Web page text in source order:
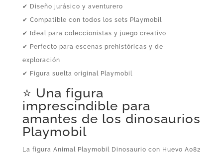
✔ Diseño jurásico y aventurero
✔ Compatible con todos los sets Playmobil
✔ Ideal para coleccionistas y juego creativo
✔ Perfecto para escenas prehistóricas y de
exploración
✔ Figura suelta original Playmobil
⭐ Una figura
imprescindible para
amantes de los dinosaurios
Playmobil
La figura Animal Playmobil Dinosaurio con Huevo A082